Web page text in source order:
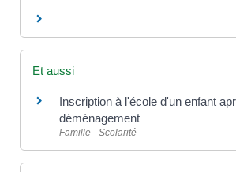
Et aussi
Inscription à l'école d'un enfant
déménagement
Famille - Scolarité